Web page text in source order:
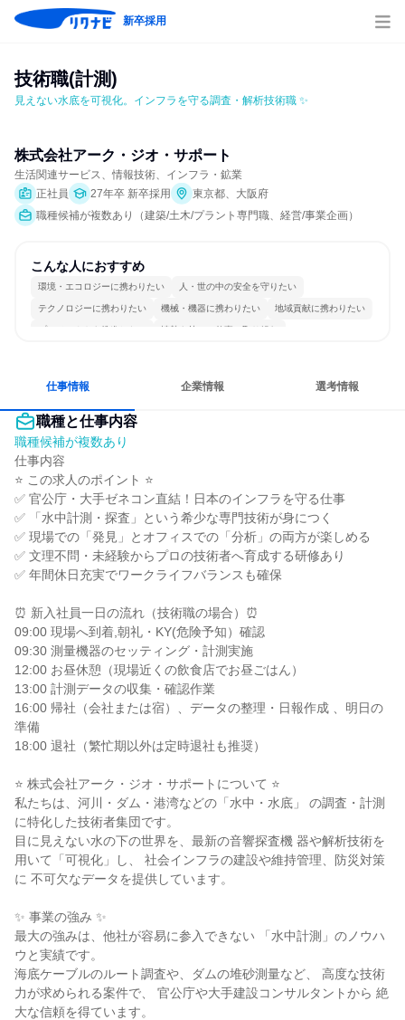
新卒採用
技術職(計測)
見えない水底を可視化。インフラを守る調査・解析技術職 ✨
株式会社アーク・ジオ・サポート
生活関連サービス、情報技術、インフラ・鉱業
正社員
27年卒 新卒採用
東京都、大阪府
職種候補が複数あり（建築/土木/プラント専門職、経営/事業企画）
こんな人におすすめ
環境・エコロジーに携わりたい 人・世の中の安全を守りたい
テクノロジーに携わりたい 機械・機器に携わりたい 地域貢献に携わりたい
プロジェクトを推進したい 情熱を持って仕事に取り組む
仕事情報 企業情報 選考情報
職種と仕事内容
職種候補が複数あり
仕事内容
⭐ この求人のポイント ⭐
✅ 官公庁・大手ゼネコン直結！日本のインフラを守る仕事
✅ 「水中計測・探査」という希少な専門技術が身につく
✅ 現場での「発見」とオフィスでの「分析」の両方が楽しめる
✅ 文理不問・未経験からプロの技術者へ育成する研修あり
✅ 年間休日充実でワークライフバランスも確保
⏰ 新入社員一日の流れ（技術職の場合）⏰
09:00 現場へ到着,朝礼・KY(危険予知）確認
09:30 測量機器のセッティング・計測実施
12:00 お昼休憩（現場近くの飲食店でお昼ごはん）
13:00 計測データの収集・確認作業
16:00 帰社（会社または宿）、データの整理・日報作成 、明日の
準備
18:00 退社（繁忙期以外は定時退社も推奨）
⭐ 株式会社アーク・ジオ・サポートについて ⭐
私たちは、河川・ダム・港湾などの「水中・水底」 の調査・計測
に特化した技術者集団です。
目に見えない水の下の世界を、最新の音響探査機 器や解析技術を
用いて「可視化」し、 社会インフラの建設や維持管理、防災対策
に 不可欠なデータを提供しています。
✨ 事業の強み ✨
最大の強みは、他社が容易に参入できない 「水中計測」のノウハ
ウと実績です。
海底ケーブルのルート調査や、ダムの堆砂測量など、 高度な技術
力が求められる案件で、 官公庁や大手建設コンサルタントから 絶
大な信頼を得ています。